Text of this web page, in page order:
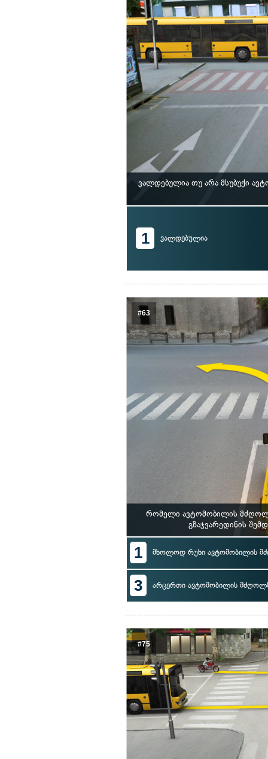
ვალდებულია თუ არა მსუბუქი
1 ვალდებულია
#63
რომელი ავტომობილის მძღოლს
გზაჯვარედინის
1 მხოლოდ რუხი ავტომობილის
3 არცერთი ავტომობილის
#75